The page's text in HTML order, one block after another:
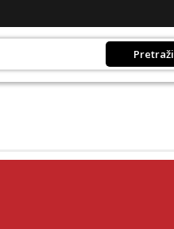
Pretraži